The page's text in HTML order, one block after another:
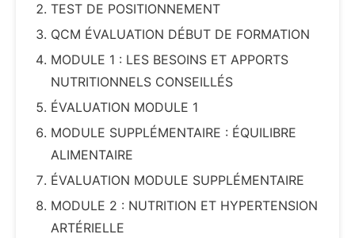
TEST DE POSITIONNEMENT
QCM ÉVALUATION DÉBUT DE FORMATION
MODULE 1 : LES BESOINS ET APPORTS
NUTRITIONNELS CONSEILLÉS
ÉVALUATION MODULE 1
MODULE SUPPLÉMENTAIRE : ÉQUILIBRE
ALIMENTAIRE
ÉVALUATION MODULE SUPPLÉMENTAIRE
MODULE 2 : NUTRITION ET HYPERTENSION
ARTÉRIELLE